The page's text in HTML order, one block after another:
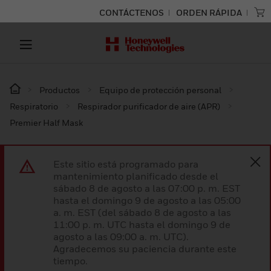
CONTÁCTENOS ORDEN RÁPIDA
Productos
Equipo de protección personal
Respiratorio
Respirador purificador de aire (APR)
Premier Half Mask
Este sitio está programado para
mantenimiento planificado desde el
sábado 8 de agosto a las 07:00 p. m. EST
hasta el domingo 9 de agosto a las 05:00
a. m. EST (del sábado 8 de agosto a las
11:00 p. m. UTC hasta el domingo 9 de
agosto a las 09:00 a. m. UTC).
Agradecemos su paciencia durante este
tiempo.